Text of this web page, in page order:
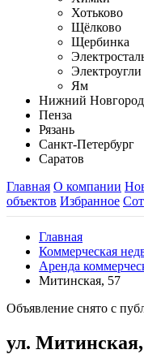
Хотьково
Щёлково
Щербинка
Электроугли
Ям
Нижний Новгород
Пенза
Рязань
Санкт-Петербург
Саратов
Главная О компании
объектов Избранное
Главная
Коммерческая
Аренда
Митинская, 57
Объявление снято с
ул. Митинская,